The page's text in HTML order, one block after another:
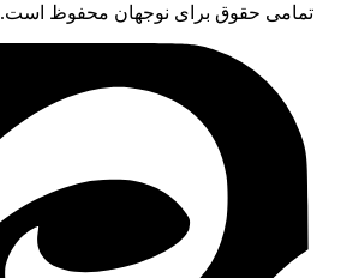
تمامی حقوق برای نوجهان محفوظ است.